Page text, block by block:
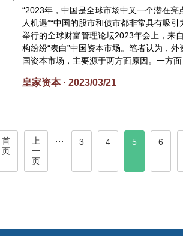
“2023年，中国是全球市场中又一个潜在亮
人机遇”“中国的股市和债市都非常具有吸
举行的全球财富管理论坛2023年会上，来
构纷纷“表白”中国资本市场。笔者认为，外
国资本市场，主要源于两方面原因。一方面
皇家资本 · 2023/03/21
首
页
上
一
页
··· 3 4 5 6